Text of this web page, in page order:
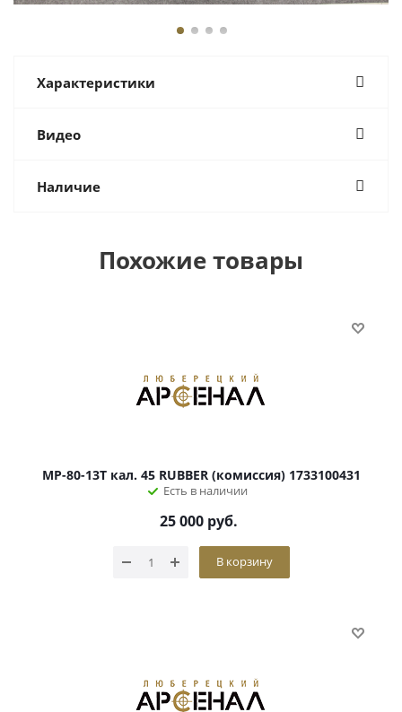
Характеристики
Видео
Наличие
Похожие товары
МР-80-13Т кал. 45 RUBBER (комиссия) 1733100431
Есть в наличии
25 000руб.
В корзину